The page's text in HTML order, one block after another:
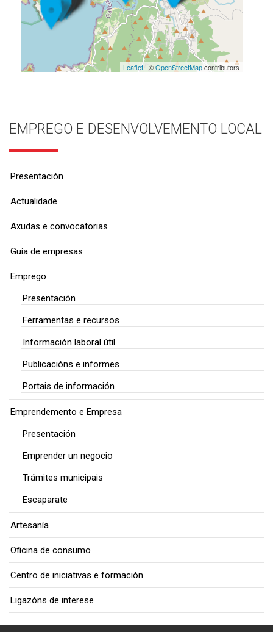
Leaflet| ©OpenStreetMapcontributors
EMPREGO E DESENVOLVEMENTO LOCAL
Presentación
Actualidade
Axudas e convocatorias
Guía de empresas
Emprego
Presentación
Ferramentas e recursos
Información laboral útil
Publicacións e informes
Portais de información
Emprendemento e Empresa
Presentación
Emprender un negocio
Trámites municipais
Escaparate
Artesanía
Oficina de consumo
Centro de iniciativas e formación
Ligazóns de interese